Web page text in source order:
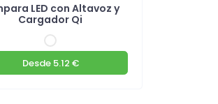
LED con Altavoz y
Cargador Qi
Desde5.12 €